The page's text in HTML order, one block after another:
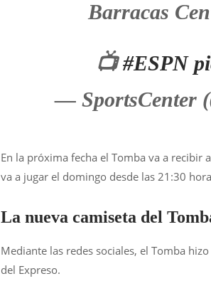
Barracas
📺#ESPN
— SportsCenter
En la próxima fecha el Tomba va a recibir
va a jugar el domingo desde las 21:30
La nueva camiseta del
Mediante las redes sociales, el Tomba
del Expreso.